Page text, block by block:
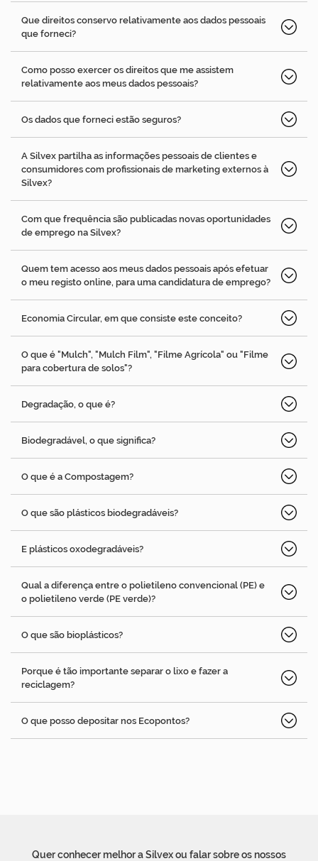
Que direitos conservo relativamente aos dados pessoais
que forneci?
Como posso exercer os direitos que me assistem
relativamente aos meus dados pessoais?
Os dados que forneci estão seguros?
A Silvex partilha as informações pessoais de clientes e
consumidores com profissionais de marketing externos à
Silvex?
Com que frequência são publicadas novas oportunidades
de emprego na Silvex?
Quem tem acesso aos meus dados pessoais após efetuar
o meu registo online, para uma candidatura de emprego?
Economia Circular, em que consiste este conceito?
O que é "Mulch", "Mulch Film", "Filme Agrícola" ou "Filme
para cobertura de solos"?
Degradação, o que é?
Biodegradável, o que significa?
O que é a Compostagem?
O que são plásticos biodegradáveis?
E plásticos oxodegradáveis?
Qual a diferença entre o polietileno convencional (PE) e
o polietileno verde (PE verde)?
O que são bioplásticos?
Porque é tão importante separar o lixo e fazer a
reciclagem?
O que posso depositar nos Ecopontos?
Quer conhecer melhor a Silvex ou falar sobre os nossos